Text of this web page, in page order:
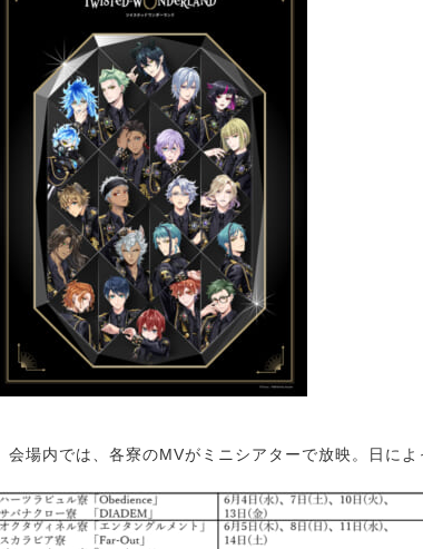
会場内では、各寮のMVがミニシアターで放映。日によ